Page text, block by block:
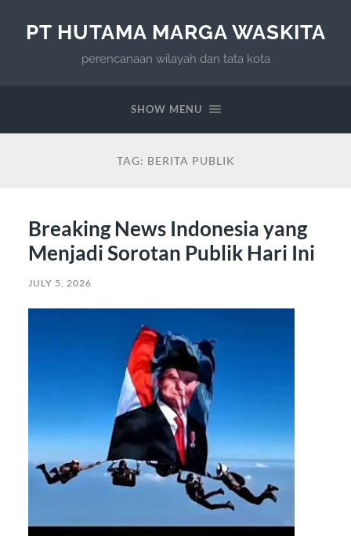
PT HUTAMA MARGA WASKITA
perencanaan wilayah dan tata kota
SHOW MENU
TAG: BERITA PUBLIK
Breaking News Indonesia yang
Menjadi Sorotan Publik Hari Ini
JULY 5, 2026